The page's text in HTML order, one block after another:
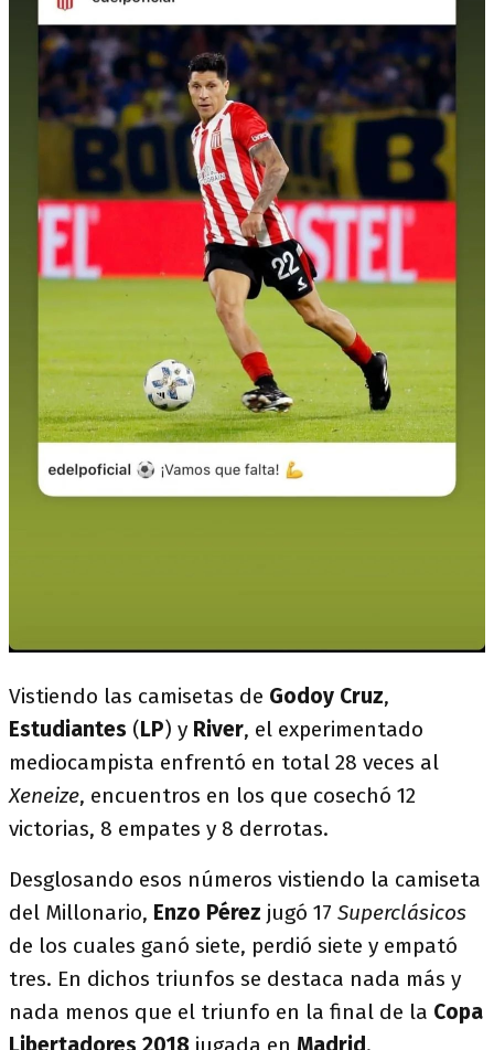
Vistiendo las camisetas de Godoy Cruz,
Estudiantes (LP) y River, el experimentado
mediocampista enfrentó en total 28 veces al
Xeneize, encuentros en los que cosechó 12
victorias, 8 empates y 8 derrotas.
Desglosando esos números vistiendo la camiseta
del Millonario, Enzo Pérez jugó 17 Superclásicos
de los cuales ganó siete, perdió siete y empató
tres. En dichos triunfos se destaca nada más y
nada menos que el triunfo en la final de la Copa
Libertadores 2018 jugada en Madrid.